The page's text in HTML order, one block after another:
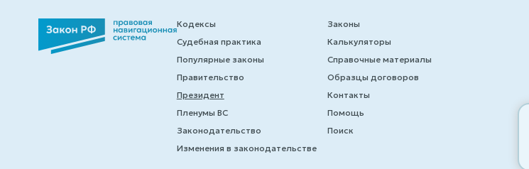
Кодексы
Судебная практика
Популярные законы
Правительство
Президент
Пленумы ВС
Законодательство
Изменения в законодательстве
Законы
Калькуляторы
Справочные материалы
Образцы договоров
Контакты
Помощь
Поиск